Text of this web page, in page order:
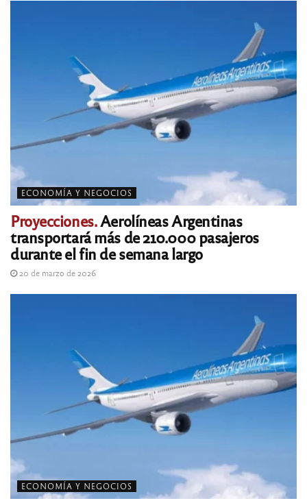
ECONOMÍA Y NEGOCIOS
Proyecciones.Aerolíneas Argentinas
transportará más de 210.000 pasajeros
durante el fin de semana largo
20 de marzo de 2026
ECONOMÍA Y NEGOCIOS